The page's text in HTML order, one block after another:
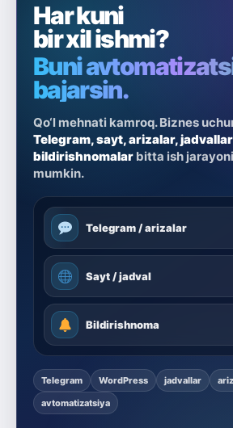
Har kuni
bir xil ishmi?
Buni
bajarsin.
Qo‘l mehnati kamroq. Biznes
Telegram, sayt, arizalar,
bildirishnomalar bitta ish
mumkin.
Telegram / arizalar
Sayt / jadval
Bildirishnoma
Telegram WordPress jadvallar
avtomatizatsiya